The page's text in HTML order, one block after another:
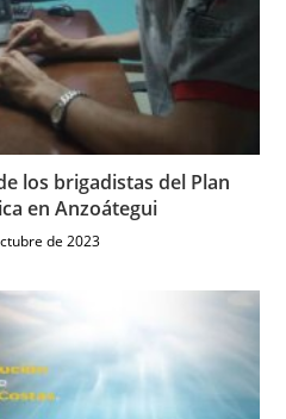
los brigadistas del Plan
en Anzoátegui
de 2023